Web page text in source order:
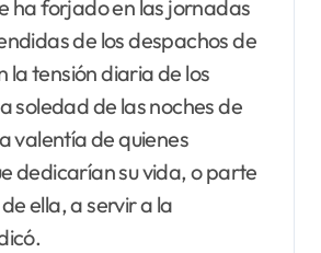
ha forjado en las jornadas
de los despachos de
la tensión diaria de los
soledad de las noches de
valentía de quienes
dedicarían su vida, o parte
ella, a servir a la